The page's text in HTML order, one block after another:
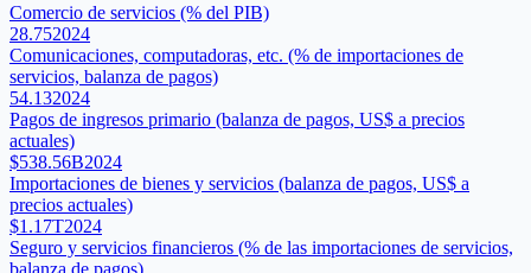
Comercio de servicios (% del PIB)
28.752024
Comunicaciones, computadoras, etc. (% de importaciones de
servicios, balanza de pagos)
54.132024
Pagos de ingresos primario (balanza de pagos, US$ a precios
actuales)
$538.56B2024
Importaciones de bienes y servicios (balanza de pagos, US$ a
precios actuales)
$1.17T2024
Seguro y servicios financieros (% de las importaciones de servicios,
balanza de pagos)